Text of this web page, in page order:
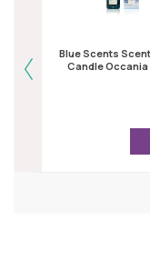
Blue Scents
Candle Occania